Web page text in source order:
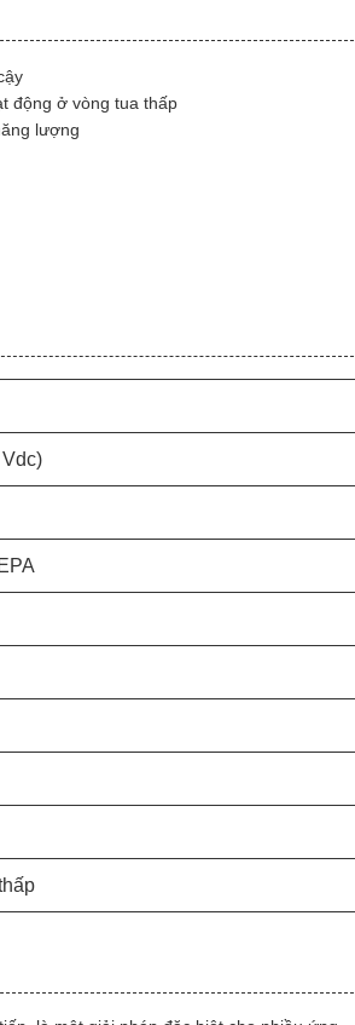
động ở vòng tua thấp
lượng